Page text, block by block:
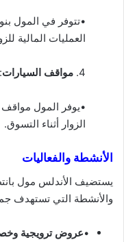
•تتوفر في المول
العمليات المالية
4. مواقف السيارات:
•يوفر المول
الزوار أثناء التسوق.
الأنشطة والفعاليات
يستضيف الأندلس مول
والأنشطة التي تستهدف
•عروض ترويجية